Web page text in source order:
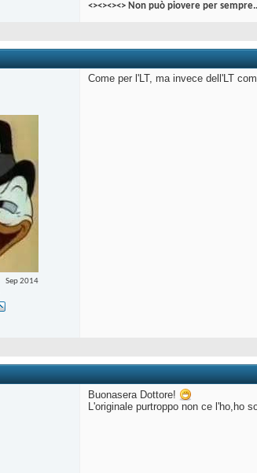
<><><><> Non può piovere per
Sep 2014
Come per l'LT, ma invece dell'LT
Buonasera Dottore!
L'originale purtroppo non ce l'ho,ho